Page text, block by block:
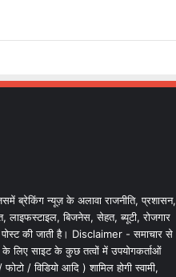
ब्रेकिंग न्यूज़ के अलावा राजनीति, प्रशासन,
बिजनेस, सेहत, ब्यूटी, रोजगार
की जाती है। Disclaimer - समाचार से
के लिए साइट के कुछ तत्वों में उपयोगकर्ताओं
फोटो / विडियो आदि ) शामिल होगी स्वामी,